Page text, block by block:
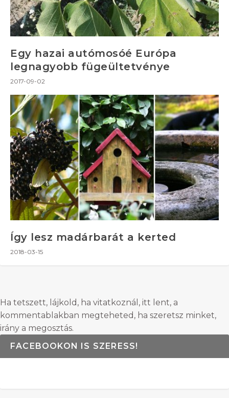
Egy hazai autómosóé Európa
legnagyobb fügeültetvénye
2017-09-02
Így lesz madárbarát a kerted
2018-03-15
Ha tetszett, lájkold, ha vitatkoznál, itt lent, a
kommentablakban megteheted, ha szeretsz minket,
irány a megosztás.
FACEBOOKON IS SZERESS!